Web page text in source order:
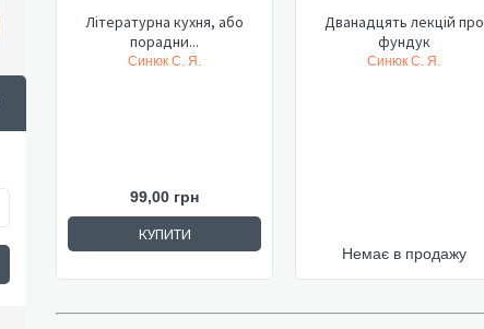
Літературна кухня, або
порадни...
Синюк С. Я.
99,00 грн
КУПИТИ
Дванадцять лекцій про
фундук
Синюк С. Я.
Немає в продажу